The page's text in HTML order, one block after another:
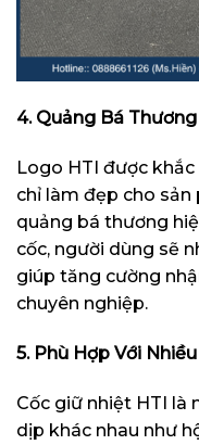
4. Quảng Bá
Logo HTI được
chỉ làm đẹp cho
quảng bá thương
cốc, người dùng sẽ
giúp tăng cường
chuyên nghiệp.
5. Phù Hợp Với
Cốc giữ nhiệt HTI là
dịp khác nhau như